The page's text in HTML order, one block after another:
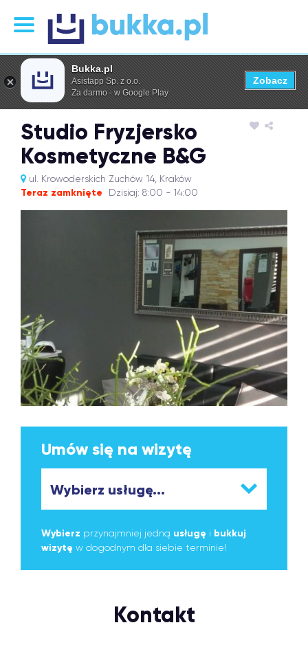
Studio Fryzjersko
Kosmetyczne B&G
ul. Krowoderskich Zuchów 14, Kraków
Teraz zamknięte Dzisiaj: 8:00 - 14:00
Umów się na wizytę
Wybierz przynajmniej jedną usługę i bukkuj
wizytę w dogodnym dla siebie terminie!
Kontakt
Bukka.pl
Asistapp Sp. z o.o.
Za darmo - w Google Play
Zobacz